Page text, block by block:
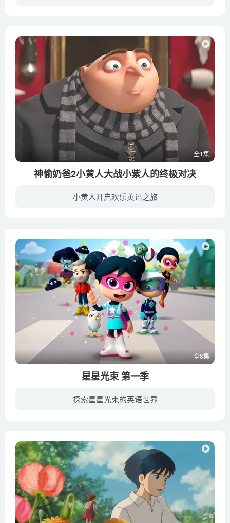
全1集
神偷奶爸2小黄人大战小紫人的终极对决
小黄人开启欢乐英语之旅
全8集
星星光束 第一季
探索星星光束的英语世界